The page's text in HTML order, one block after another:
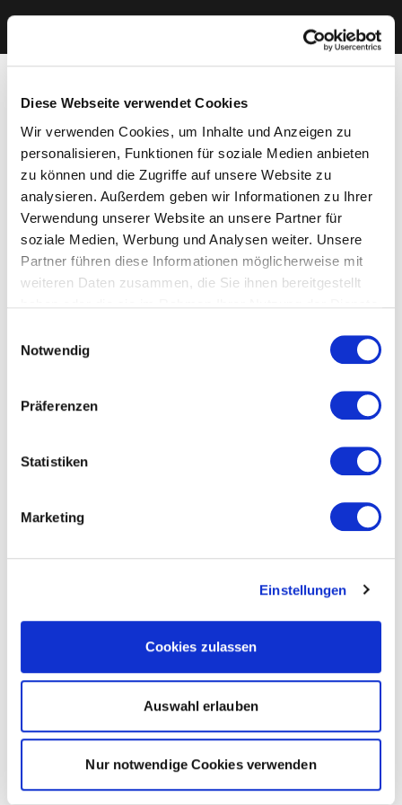
Diese Webseite verwendet Cookies
Wir verwenden Cookies, um Inhalte und Anzeigen zu
personalisieren, Funktionen für soziale Medien anbieten
zu können und die Zugriffe auf unsere Website zu
analysieren. Außerdem geben wir Informationen zu Ihrer
Verwendung unserer Website an unsere Partner für
soziale Medien, Werbung und Analysen weiter. Unsere
Partner führen diese Informationen möglicherweise mit
weiteren Daten zusammen, die Sie ihnen bereitgestellt
Cookies, wenn Sie unsere Webseite weiterhin nutzen.
Notwendig
Präferenzen
Statistiken
Marketing
Einstellungen
Cookies zulassen
Auswahl erlauben
Nur notwendige Cookies verwenden